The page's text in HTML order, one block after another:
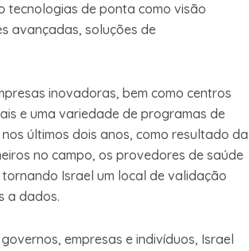
tecnologias de ponta como visão
avançadas, soluções de
inovadoras, bem como centros
e uma variedade de programas de
últimos dois anos, como resultado da
no campo, os provedores de saúde
Israel um local de validação
a dados.
empresas e indivíduos, Israel